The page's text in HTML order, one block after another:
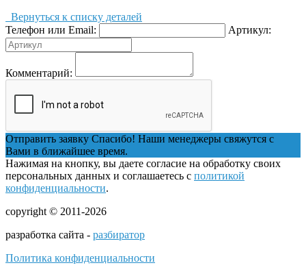
Вернуться к списку деталей
Телефон или Email:
Артикул:
Комментарий:
Отправить заявку Спасибо! Наши менеджеры свяжутся с
Вами в ближайшее время.
Нажимая на кнопку, вы даете согласие на обработку своих
персональных данных и соглашаетесь с политикой
конфиденциальности.
copyright © 2011-2026
разработка сайта - разбиратор
Политика конфиденциальности